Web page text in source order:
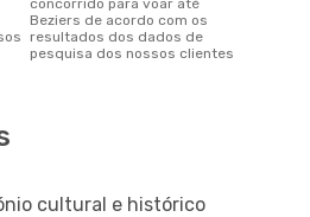
concorrido para voar até
Beziers de acordo com os
resultados dos dados de
pesquisa dos nossos clientes
cultural e histórico